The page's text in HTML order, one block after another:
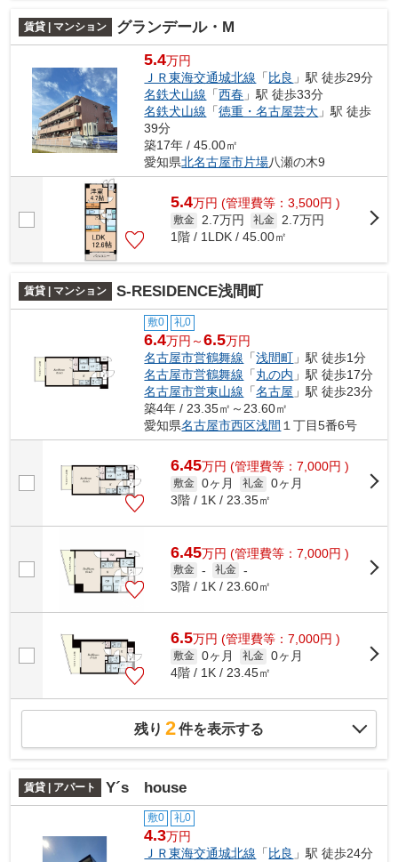
賃貸 | マンション グランデール・M
5.4万円
ＪＲ東海交通城北線 「 比良 」駅 徒歩29分
名鉄犬山線 「西春 」駅 徒歩33分
名鉄犬山線 「徳重・名古屋芸大 」駅 徒歩
39分
築17年 / 45.00㎡
愛知県北名古屋市片場八瀬の木9
5.4万円 (管理費等：3,500円 )
敷金 2.7万円 礼金 2.7万円
1階 / 1LDK / 45.00㎡
賃貸 | マンション S-RESIDENCE浅間町
敷0 礼0
6.4万円～6.5万円
名古屋市営鶴舞線 「浅間町 」駅 徒歩1分
名古屋市営鶴舞線 「丸の内 」駅 徒歩17分
名古屋市営東山線 「名古屋 」駅 徒歩23分
築4年 / 23.35㎡～23.60㎡
愛知県名古屋市西区浅間 １丁目5番6号
6.45万円 (管理費等：7,000円 )
敷金 0ヶ月 礼金 0ヶ月
3階 / 1K / 23.35㎡
6.45万円 (管理費等：7,000円 )
敷金 - 礼金 -
3階 / 1K / 23.60㎡
6.5万円 (管理費等：7,000円 )
敷金 0ヶ月 礼金 0ヶ月
4階 / 1K / 23.45㎡
残り 2件を表示する
賃貸 | アパート Y´s house
敷0 礼0
4.3万円
ＪＲ東海交通城北線 「 比良 」駅 徒歩24分